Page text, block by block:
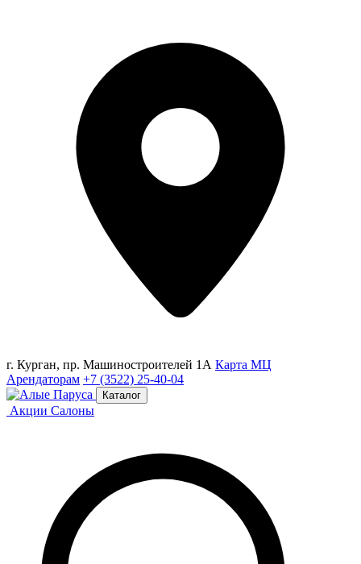
г. Курган, пр. Машиностроителей 1А Карта МЦ
Арендаторам +7 (3522) 25-40-04
Каталог
Акции Салоны